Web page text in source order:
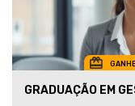
GRADUAÇÃO EM